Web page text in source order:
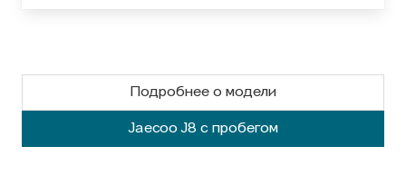
Подробнее о модели
Jaecoo J8 с пробегом